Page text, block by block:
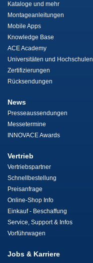
Kataloge und mehr
Montageanleitungen
Mobile Apps
Knowledge Base
ACE Academy
Universitäten und Hochschulen
Zertifizierungen
Rücksendungen
News
Presseaussendungen
Messetermine
INNOVACE Awards
Vertrieb
Vertriebspartner
Schnellbestellung
Preisanfrage
Online-Shop Info
Einkauf - Beschaffung
Service, Support & Infos
Vorführwagen
Jobs & Karriere